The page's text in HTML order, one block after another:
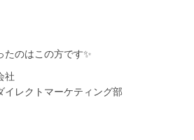
のはこの方です✨️
社
レクトマーケティング部